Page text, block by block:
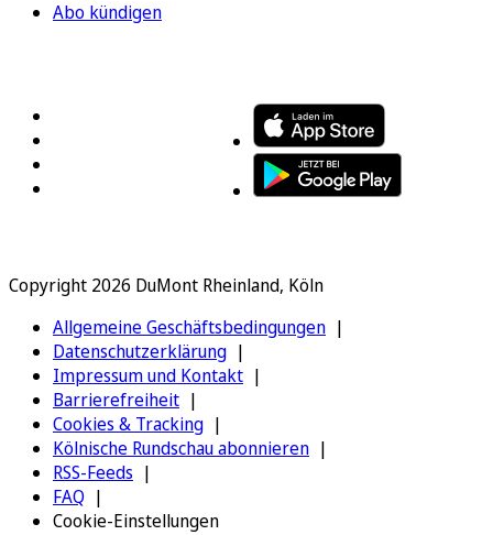
Abo kündigen
Copyright 2026 DuMont Rheinland, Köln
Allgemeine Geschäftsbedingungen
Datenschutzerklärung
Impressum und Kontakt
Barrierefreiheit
Cookies & Tracking
Kölnische Rundschau abonnieren
RSS-Feeds
FAQ
Cookie-Einstellungen